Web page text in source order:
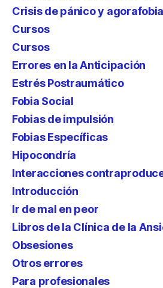
Crisis de pánico y agorafobia
Cursos
Cursos
Errores en la Anticipación
Estrés Postraumático
Fobia Social
Fobias de impulsión
Fobias Específicas
Hipocondría
Interacciones
Introducción
Ir de mal en peor
Libros de la Clínica de la
Obsesiones
Otros errores
Para profesionales